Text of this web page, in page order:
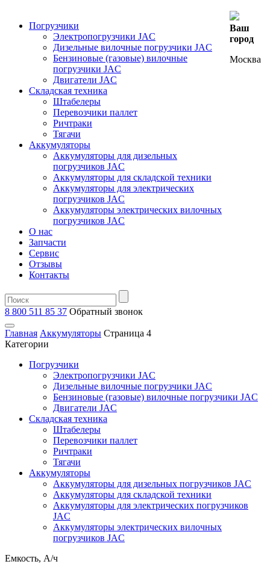
Погрузчики
Электропогрузчики JAC
Дизельные вилочные погрузчики JAC
Бензиновые (газовые) вилочные
погрузчики JAC
Двигатели JAC
Складская техника
Штабелеры
Перевозчики паллет
Ричтраки
Тягачи
Аккумуляторы
Аккумуляторы для дизельных
погрузчиков JAC
Аккумуляторы для складской техники
Аккумуляторы для электрических
погрузчиков JAC
Аккумуляторы электрических вилочных
погрузчиков JAC
О нас
Запчасти
Сервис
Отзывы
Контакты
Ваш
город
Москва
8 800 511 85 37 Oбратный звонок
Главная Аккумуляторы Страница 4
Категории
Погрузчики
Электропогрузчики JAC
Дизельные вилочные погрузчики JAC
Бензиновые (газовые) вилочные погрузчики JAC
Двигатели JAC
Складская техника
Штабелеры
Перевозчики паллет
Ричтраки
Тягачи
Аккумуляторы
Аккумуляторы для дизельных погрузчиков JAC
Аккумуляторы для складской техники
Аккумуляторы для электрических погрузчиков
JAC
Аккумуляторы электрических вилочных
погрузчиков JAC
Емкость, А/ч